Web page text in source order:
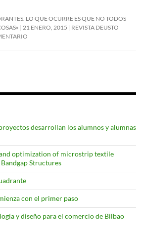
LO QUE OCURRE ES QUE NO TODOS
21 ENERO, 2015
REVISTA DEUSTO
desarrollan los alumnos y alumnas
optimization of microstrip textile
Structures
con el primer paso
y diseño para el comercio de Bilbao